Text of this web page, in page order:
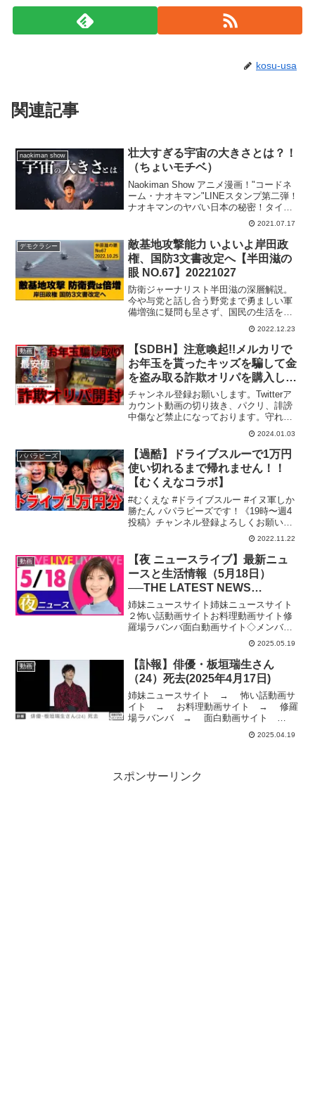
kosu-usa
関連記事
naokiman show
壮大すぎる宇宙の大きさとは？！
（ちょいモチベ）
Naokiman Show アニメ漫画！"コードネ
ーム・ナオキマン"LINEスタンプ第二弾！
ナオキマンのヤバい日本の秘密！タイト
ル：BASHAR×Naokiman Show 望む未来
へ舵を切れ!発売日：2020年1月20日アマ
ゾンで予約受付...
2021.07.17
デモクラシー
敵基地攻撃能力 いよいよ岸田政
権、国防3文書改定へ【半田滋の
眼 NO.67】20221027
防衛ジャーナリスト半田滋の深層解説。
今や与党と話し合う野党まで勇ましい軍
備増強に疑問も呈さず、国民の生活を犠
牲にしても防衛費の増額はやむなしと考
えているように見えます。敵基地攻撃能
力の保有を正面から認めることを避けて
安全保障政策を定めてきた...
2022.12.23
動画
【SDBH】注意喚起!!メルカリで
お年玉を貰ったキッズを騙して金
を盗み取る詐欺オリパを購入して
開封してみた【スーパードラゴン
ボールヒーローズ 詐欺オリパ】
チャンネル登録お願いします。Twitterア
カウント動画の切り抜き、パクリ、誹謗
中傷など禁止になっております。守れな
い方は残念ですが、警察に被害届出しま
す。ビッグバンミッション最新情報ーー
ーーーーーーーーーー【SDBH】無
謀...MM1弾排...
2024.01.03
パパラピーズ
【過酷】ドライブスルーで1万円
使い切れるまで帰れません！！
【むくえなコラボ】
#むくえな #ドライブスルー #イヌ軍しか
勝たん パパラピーズです！《19時〜週4
投稿》チャンネル登録よろしくお願いし
ます( ＾∀＾)むくえなの動画はこちら⬇︎⬇︎
タナカガブランドGAB GAB じんじんブ
ランド JINCL 文化放送「Cu...
2022.11.22
動画
【夜 ニュースライブ】最新ニュ
ースと生活情報（5月18日）
──THE LATEST NEWS
SUMMARY（日テレNEWS
LIVE）
姉妹ニュースサイト姉妹ニュースサイト
２怖い話動画サイトお料理動画サイト修
羅場ラバンバ面白動画サイト◇メンバー
シップ「日テレNEWSクラブ」始まりま
した月額290円で所属歴に応じ色が変化し
ステータスアップしていくバッジ特典
や、ライブ配信のチャ...
2025.05.19
動画
【訃報】俳優・板垣瑞生さん
（24）死去(2025年4月17日)
姉妹ニュースサイト → 怖い話動画サ
イト → お料理動画サイト → 修羅
場ラバンバ → 面白動画サイト
→ 俳優の板垣瑞生さんが亡くなった
ことが17日、分かりました。24歳でし
2025.04.19
スポンサーリンク